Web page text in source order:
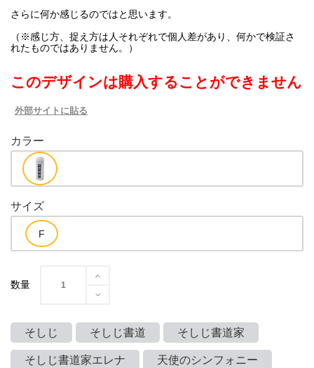
さらに何か感じるのではと思います。
（※感じ方、捉え方は人それぞれで個人差があり、何かで検証さ
れたものではありません。）
このデザインは購入することができません
外部サイトに貼る
カラー
サイズ
数量
そしじ そしじ書道 そしじ書道家
そしじ書道家エレナ 天使のシンフォニー